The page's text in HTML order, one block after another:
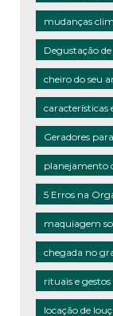
mudanças
Degustação
cheiro do seu
características
Geradores
planejamento
5 Erros na
maquiagem
chegada no
rituais e gestos
locação de